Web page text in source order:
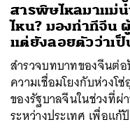
สารพิษไหลมาแม่น้
ไหน? มองท่าทีจีน
แต่ยังลอยตัวว่าเ
สำรวจบทบาทของจีนต่
ความเชื่อมโยงกับห่วงโ
ของรัฐบาลจีนในช่วงที่ผ่
ระหว่างประเทศ เพื่อแ